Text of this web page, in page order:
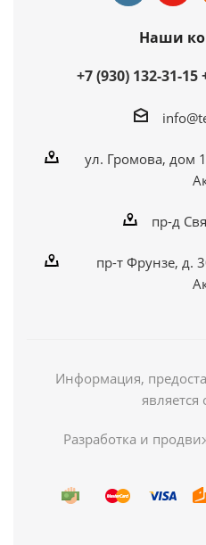
Наши
+7 (930) 132-31-15
ул. Громова, дом
пр-д
пр-т Фрунзе, д.
Информация,
является
Разработка и